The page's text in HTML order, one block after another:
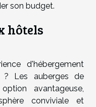
son budget.
hôtels
d'hébergement
? Les auberges de
avantageuse,
conviviale et